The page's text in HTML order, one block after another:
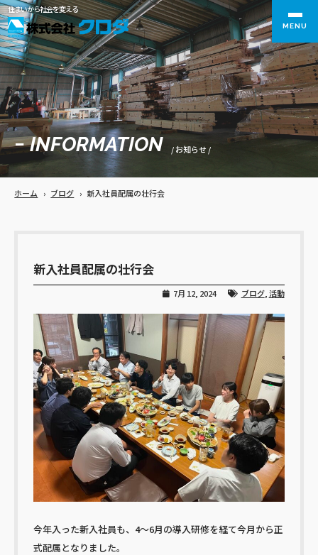
住まいから社会を変える
MENU
− INFORMATION / お知らせ /
ホーム › ブログ › 新入社員配属の壮行会
新入社員配属の壮行会
7月 12, 2024 ブログ, 活動
今年入った新入社員も、4〜6月の導入研修を経て今月から正
式配属となりました。